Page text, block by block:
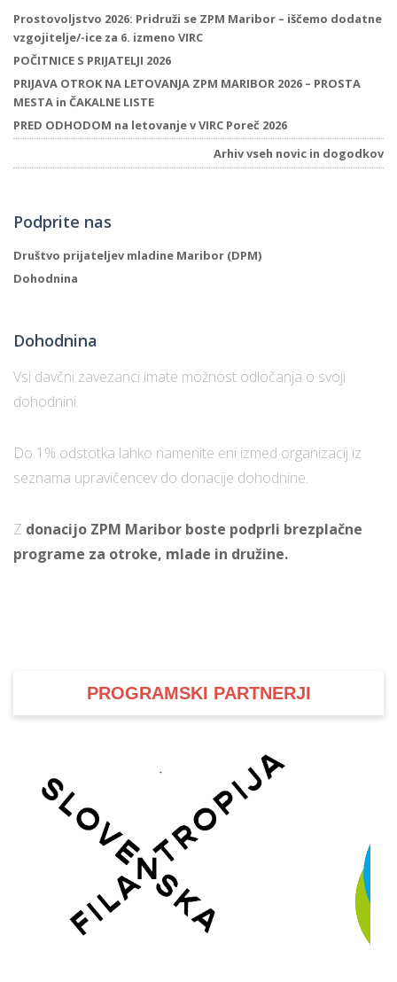
Prostovoljstvo 2026: Pridruži se ZPM Maribor – iščemo dodatne
vzgojitelje/-ice za 6. izmeno VIRC
POČITNICE S PRIJATELJI 2026
PRIJAVA OTROK NA LETOVANJA ZPM MARIBOR 2026 – PROSTA
MESTA in ČAKALNE LISTE
PRED ODHODOM na letovanje v VIRC Poreč 2026
Arhiv vseh novic in dogodkov
Podprite nas
Društvo prijateljev mladine Maribor (DPM)
Dohodnina
Dohodnina
Vsi davčni zavezanci imate možnost odločanja o svoji
dohodnini.
Do 1% odstotka lahko namenite eni izmed organizacij iz
seznama upravičencev do donacije dohodnine.
Z donacijo ZPM Maribor boste podprli brezplačne
programe za otroke, mlade in družine.
PROGRAMSKI PARTNERJI